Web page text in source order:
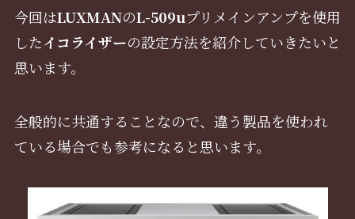
今回はLUXMANのL-509uプリメインアンプを使用
したイコライザーの設定方法を紹介していきたいと
思います。
全般的に共通することなので、違う製品を使われ
ている場合でも参考になると思います。